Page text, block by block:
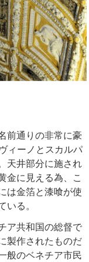
前通りの非常に豪
ィーノとスカルパ
天井部分に施され
金に見える為、こ
は金箔と漆喰が使
る。
ア共和国の総督で
製作されたものだ
般のベネチア市民